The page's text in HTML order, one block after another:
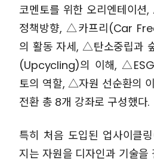
코멘토를 위한 오리엔테이
정책방향, △카프리(Car
의 활동 자세, △탄소중립과
(Upcycling)의 이해, △ESG
토의 역할, △자원 선순환의
전환 총 8개 강좌로 구성했다.
특히 처음 도입된 업사이클
지는 자원을 디자인과 기술을